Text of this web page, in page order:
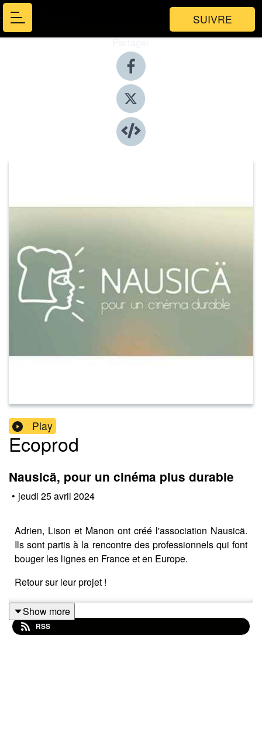
SUIVRE
Partager
Play
Ecoprod
Nausicä, pour un cinéma plus durable
• jeudi 25 avril 2024
Adrien, Lison et Manon ont créé l'association Nausicä.
Ils sont partis à la rencontre des professionnels qui font
bouger les lignes en France et en Europe.
Retour sur leur projet !
Show more
RSS